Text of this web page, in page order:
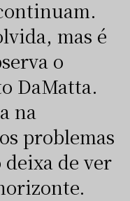
mas é
o
DaMatta.
na
problemas
de ver